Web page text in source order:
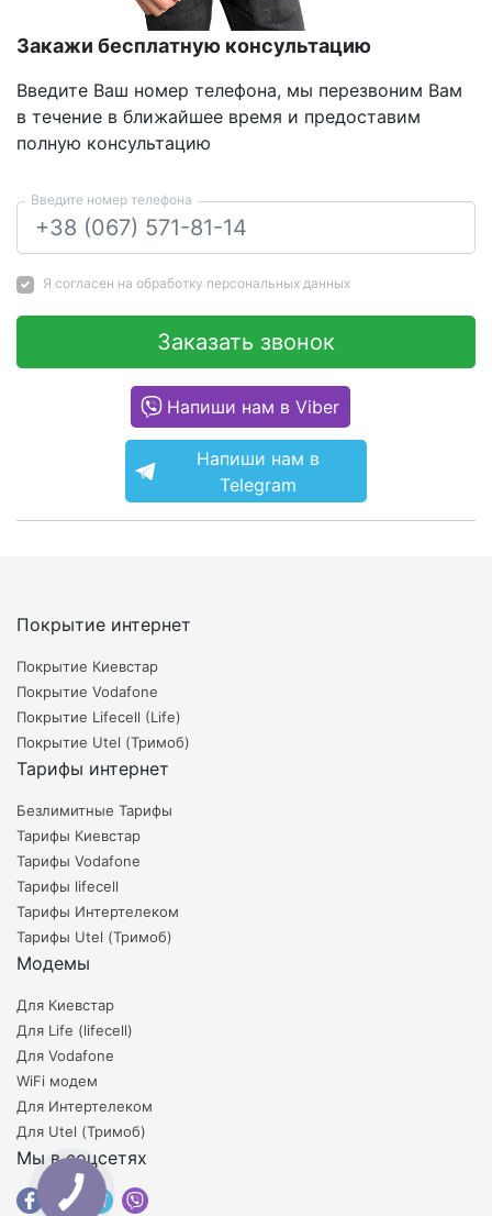
Закажи бесплатную консультацию
Введите Ваш номер телефона, мы перезвоним Вам
в течение в ближайшее время и предоставим
полную консультацию
Введите номер телефона
Я согласен на обработку персональных данных
Заказать звонок
Напиши нам в Viber
Напиши нам в
Telegram
Покрытие интернет
Покрытие Киевстар
Покрытие Vodafone
Покрытие Lifecell (Life)
Покрытие Utel (Тримоб)
Тарифы интернет
Безлимитные Тарифы
Тарифы Киевстар
Тарифы Vodafone
Тарифы lifecell
Тарифы Интертелеком
Тарифы Utel (Тримоб)
Модемы
Для Киевстар
Для Life (lifecell)
Для Vodafone
WiFi модем
Для Интертелеком
Для Utel (Тримоб)
Мы в соцсетях